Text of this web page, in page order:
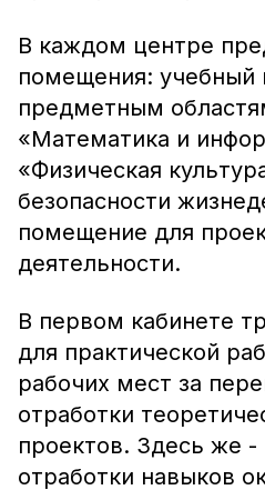
В каждом центре
помещения: учебный
предметным
«Математика и
«Физическая
безопасности
помещение для
деятельности.
В первом кабинете
для практической
рабочих мест за
отработки
проектов. Здесь же
отработки навыков